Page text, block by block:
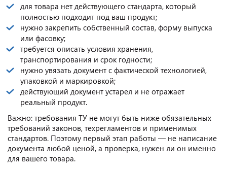
для товара нет действующего стандарта, который
полностью подходит под ваш продукт;
нужно закрепить собственный состав, форму выпуска
или фасовку;
требуется описать условия хранения,
транспортирования и срок годности;
нужно увязать документ с фактической технологией,
упаковкой и маркировкой;
действующий документ устарел и не отражает
реальный продукт.
Важно: требования ТУ не могут быть ниже обязательных
требований законов, техрегламентов и применимых
стандартов. Поэтому первый этап работы — не написание
документа любой ценой, а проверка, нужен ли он именно
для вашего товара.